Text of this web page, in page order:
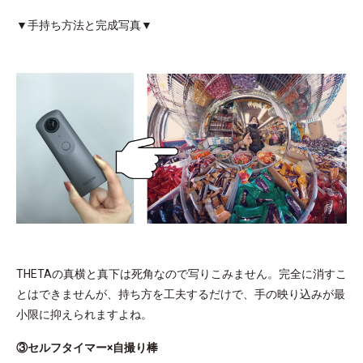
▼手持ち方法と完成写真▼
THETAの真横と真下は死角なので写りこみません。完全に消すこ
とはできませんが、持ち方を工夫するだけで、手の映り込みが最
小限に抑えられますよね。
③セルフタイマー×自撮り棒